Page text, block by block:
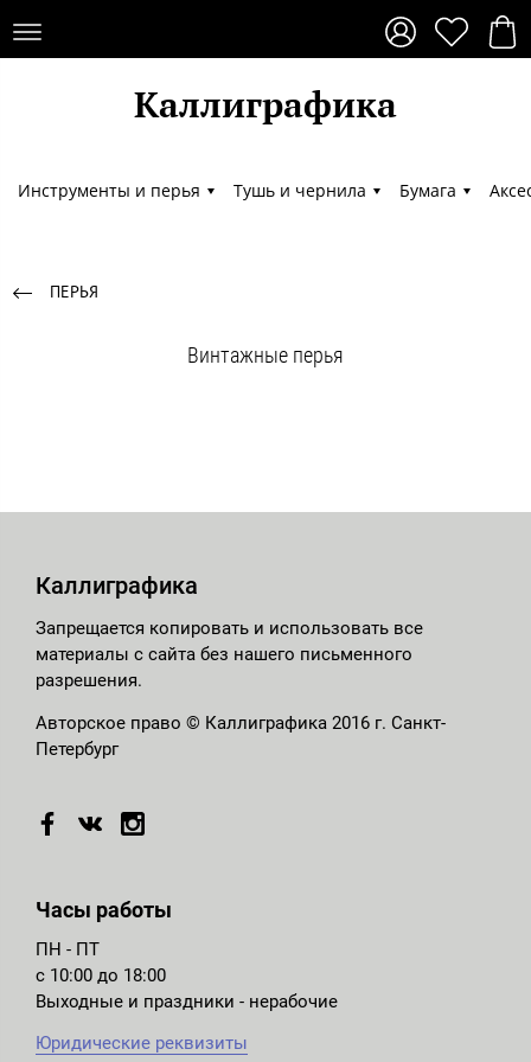
Каллиграфика
Каллиграфика
Инструменты и перья Тушь и чернила Бумага
ПЕРЬЯ
Винтажные перья
Каллиграфика
Запрещается копировать и использовать все
материалы с сайта без нашего письменного
разрешения.
Авторское право © Каллиграфика 2016 г. Санкт-
Петербург
Часы работы
ПН - ПТ
с 10:00 до 18:00
Выходные и праздники - нерабочие
Юридические реквизиты